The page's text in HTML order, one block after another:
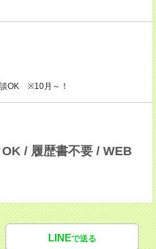
OK ※10月～！
/ 履歴書不要 / WEB
LINEで送る